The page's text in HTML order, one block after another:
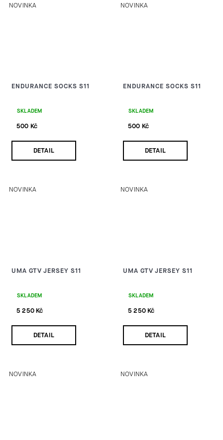
NOVINKA
ENDURANCE SOCKS S11
SKLADEM
500 Kč
DETAIL
NOVINKA
ENDURANCE SOCKS S11
SKLADEM
500 Kč
DETAIL
NOVINKA
UMA GTV JERSEY S11
SKLADEM
5 250 Kč
DETAIL
NOVINKA
UMA GTV JERSEY S11
SKLADEM
5 250 Kč
DETAIL
NOVINKA NOVINKA